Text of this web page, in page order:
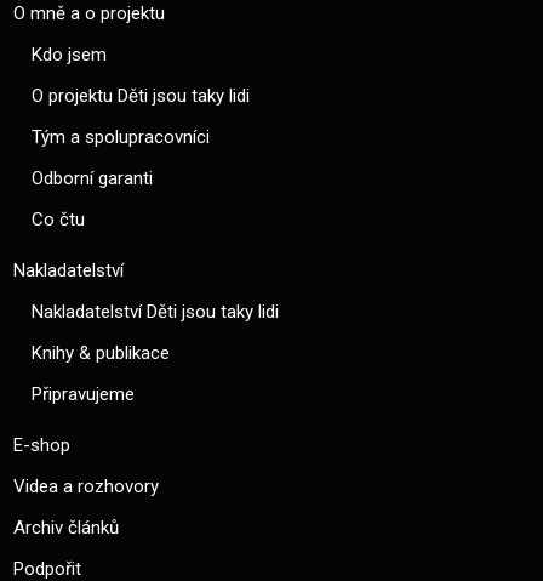
O mně a o projektu
Kdo jsem
O projektu Děti jsou taky lidi
Tým a spolupracovníci
Odborní garanti
Co čtu
Nakladatelství
Nakladatelství Děti jsou taky lidi
Knihy & publikace
Připravujeme
E-shop
Videa a rozhovory
Archiv článků
Podpořit